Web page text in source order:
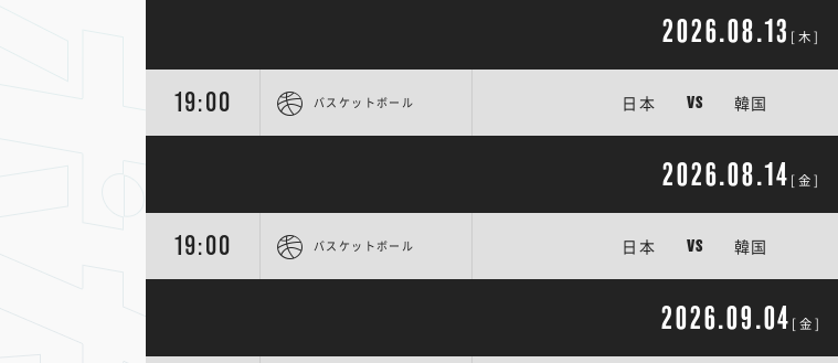
2026.08.13 [木]
19:00 バスケットボール 日本 VS 韓国
2026.08.14 [金]
19:00 バスケットボール 日本 VS 韓国
2026.09.04 [金]